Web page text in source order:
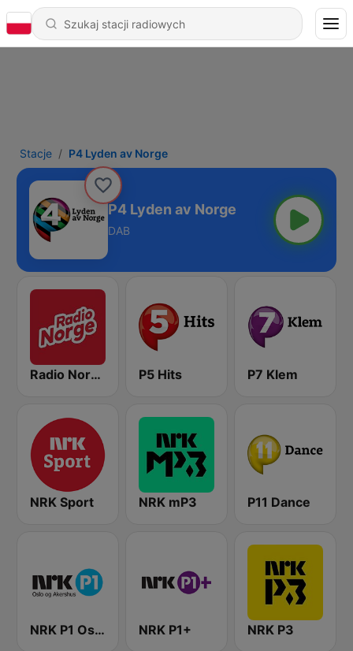
Stacje P4 Lyden av Norge
P4 Lyden av Norge
DAB
Radio Norge P5 Hits P7 Klem
NRK Sport NRK mP3 P11 Dance
NRK P1 Oslo og Akershus NRK P1+ NRK P3